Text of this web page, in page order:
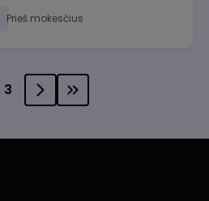
Prieš mokesčius
3